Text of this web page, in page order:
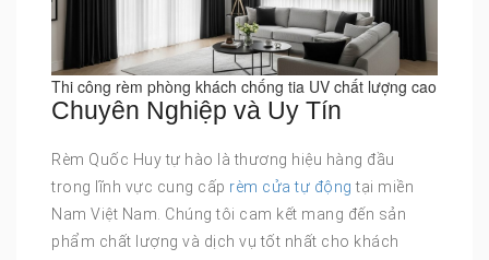
Thi công rèm phòng khách chống tia UV chất lượng cao
Chuyên Nghiệp và Uy Tín
Rèm Quốc Huy tự hào là thương hiệu hàng đầu
trong lĩnh vực cung cấp rèm cửa tự động tại miền
Nam Việt Nam. Chúng tôi cam kết mang đến sản
phẩm chất lượng và dịch vụ tốt nhất cho khách